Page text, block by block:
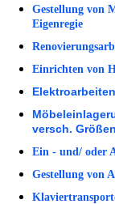
Gestellung von
Eigenregie
Einrichten von
versch. Größen
Ein - und/ oder
Gestellung von